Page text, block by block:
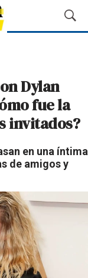
M
o
B
ú
q
u
Dylan
fue la
invitados?
en una íntima
de amigos y